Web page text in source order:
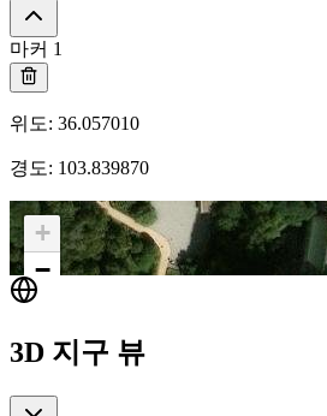
마커 1
위도: 36.057010
경도: 103.839870
+
−
3D 지구 뷰